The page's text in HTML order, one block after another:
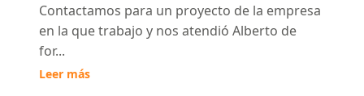
Contactamos para un proyecto de la empresa
en la que trabajo y nos atendió Alberto de
for...
Leer más